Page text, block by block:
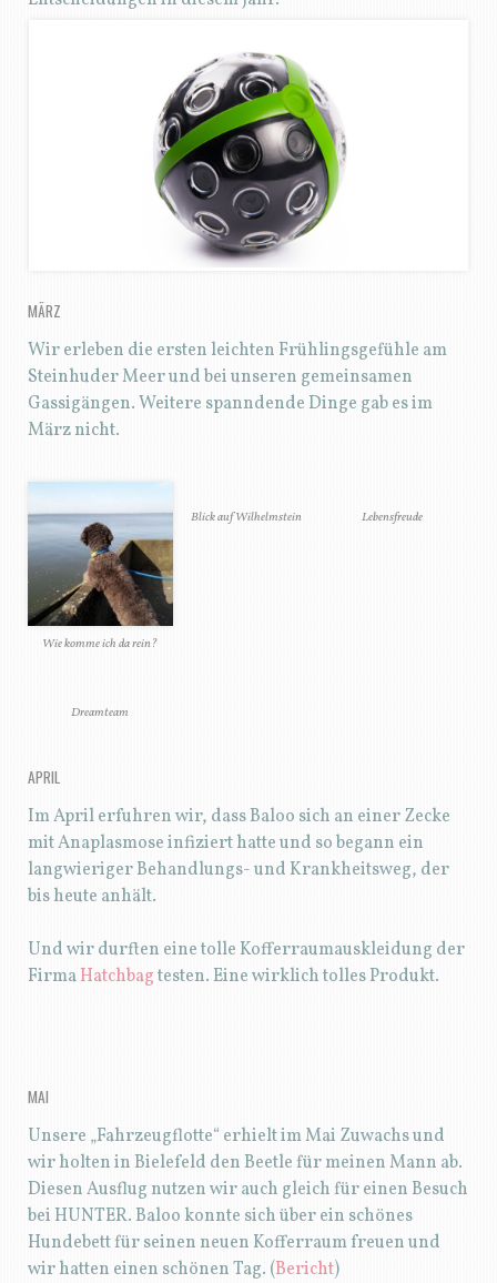
MÄRZ
Wir erleben die ersten leichten Frühlingsgefühle am
Steinhuder Meer und bei unseren gemeinsamen
Gassigängen. Weitere spanndende Dinge gab es im
März nicht.
Wie komme ich da rein?
Blick auf Wilhelmstein Lebensfreude
Dreamteam
APRIL
Im April erfuhren wir, dass Baloo sich an einer Zecke
mit Anaplasmose infiziert hatte und so begann ein
langwieriger Behandlungs- und Krankheitsweg, der
bis heute anhält.
Und wir durften eine tolle Kofferraumauskleidung der
FirmaHatchbagtesten. Eine wirklich tolles Produkt.
MAI
Unsere „Fahrzeugflotte“ erhielt im Mai Zuwachs und
wir holten in Bielefeld den Beetle für meinen Mann ab.
Diesen Ausflug nutzen wir auch gleich für einen Besuch
bei HUNTER. Baloo konnte sich über ein schönes
Hundebett für seinen neuen Kofferraum freuen und
wir hatten einen schönen Tag. (Bericht)